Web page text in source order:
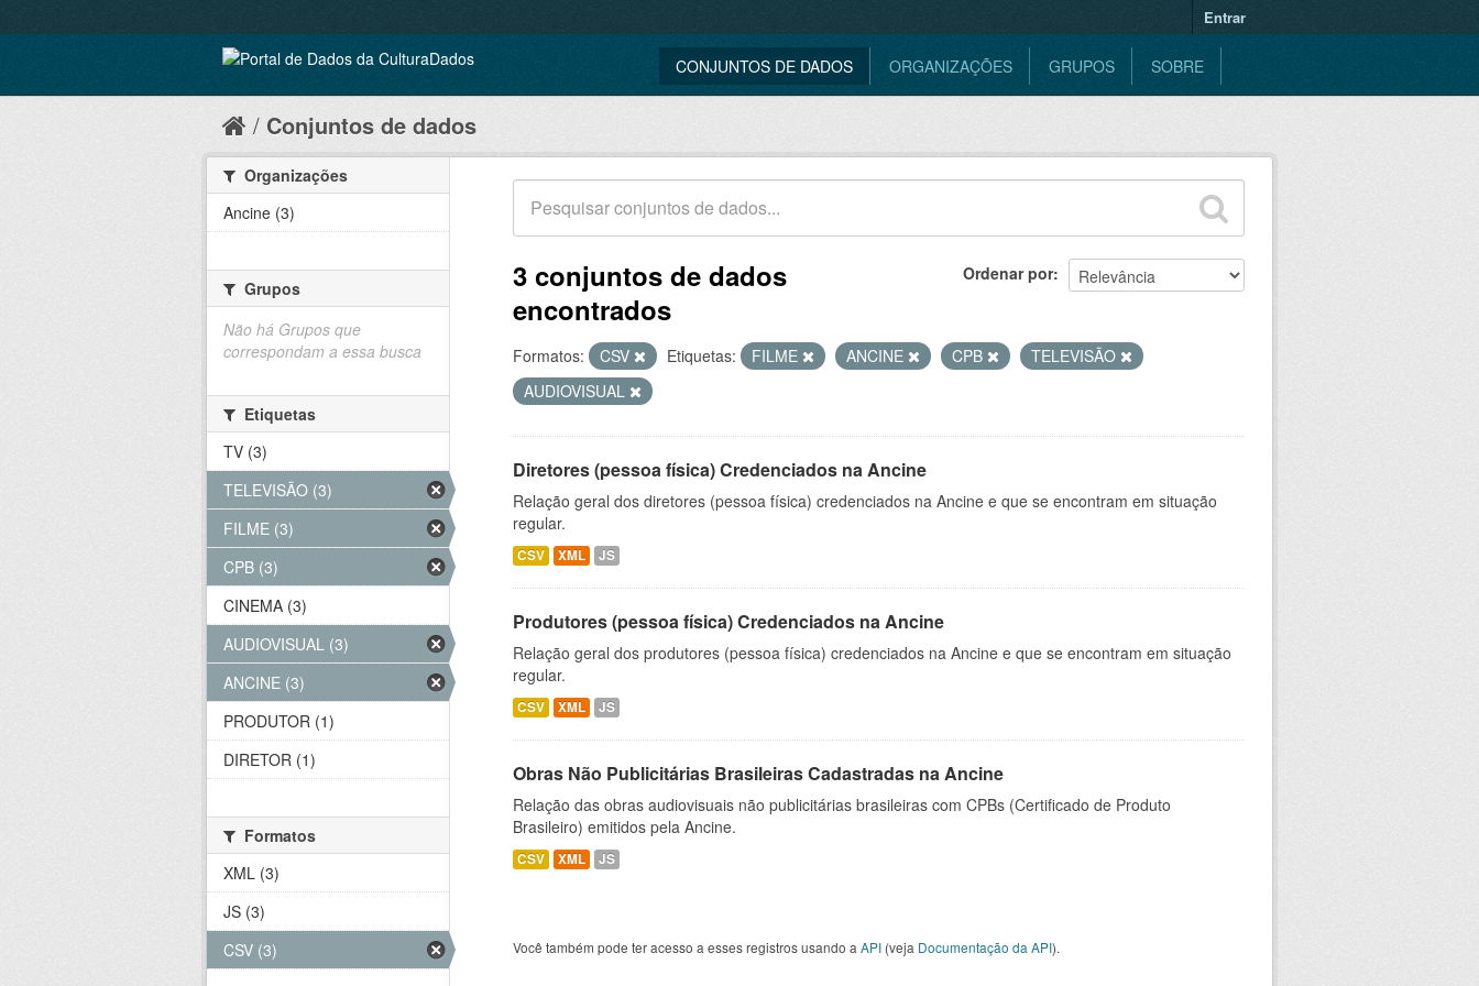
Entrar
CONJUNTOS DE DADOS ORGANIZAÇÕES GRUPOS SOBRE
Conjuntos de dados
Ordenar por
3 conjuntos de dados
encontrados
Formatos: CSV Etiquetas: FILME ANCINE CPB
TELEVISÃO
AUDIOVISUAL
Diretores (pessoa física) Credenciados na Ancine
Relação geral dos diretores (pessoa física) credenciados na Ancine e que se encontram em situação
regular.
CSV XML JS
Produtores (pessoa física) Credenciados na Ancine
Relação geral dos produtores (pessoa física) credenciados na Ancine e que se encontram em situação
regular.
CSV XML JS
Obras Não Publicitárias Brasileiras Cadastradas na Ancine
Relação das obras audiovisuais não publicitárias brasileiras com CPBs (Certificado de Produto
Brasileiro) emitidos pela Ancine.
CSV XML JS
Você também pode ter acesso a esses registros usando a API (veja Documentação da API).
Organizações
Ancine (3)
Grupos
Não há Grupos que
correspondam a essa busca
Etiquetas
TV (3)
TELEVISÃO (3)
FILME (3)
CPB (3)
CINEMA (3)
AUDIOVISUAL (3)
ANCINE (3)
PRODUTOR (1)
DIRETOR (1)
Formatos
XML (3)
JS (3)
CSV (3)